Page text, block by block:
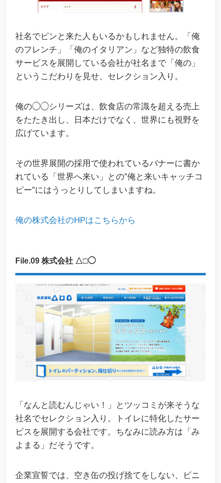
社名でピンと来た人もいるかもしれません。「俺
のフレンチ」「俺のイタリアン」など独特の飲食
サービスを展開している会社が社名まで「俺の」
というこだわりを見せ、セレクション入り。
俺の◯◯シリーズは、飲食店の常識を超える売上
をたたき出し、日本だけでなく、世界にも視野を
広げています。
その世界展開の採用で使われているバナーに書か
れている「世界へ来い」との”俺と来いキャッチコ
ピー”にはうっとりしてしまいますね。
俺の株式会社のHPはこちらから
File.09 株式会社 △□◯
「なんと読むんじゃい！」とツッコミが来そうな
社名でセレクション入り。トイレに特化したサー
ビスを展開する会社です。ちなみに読み方は「み
よまる」だそうです。
企業宣誓では、空き缶の投げ捨てをしない、ビニ